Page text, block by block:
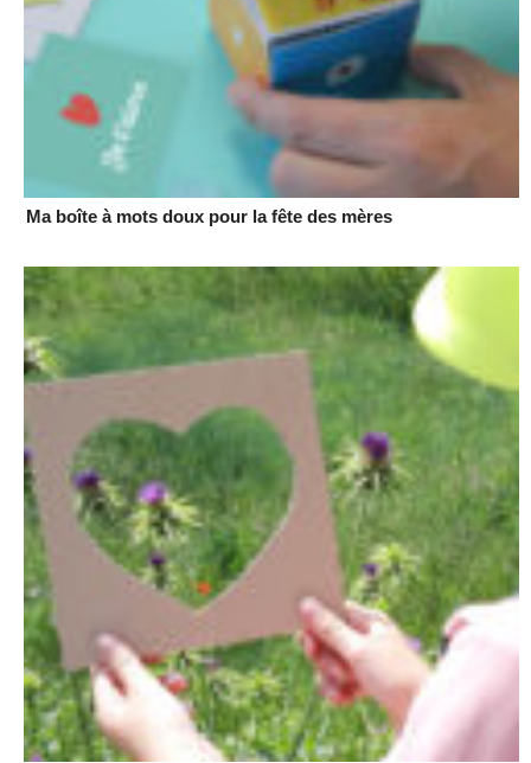
Ma boîte à mots doux pour la fête des mères